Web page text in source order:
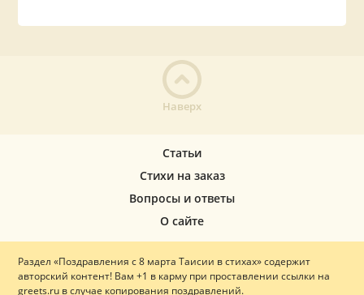
Наверх
Статьи
Стихи на заказ
Вопросы и ответы
О сайте
Раздел «Поздравления с 8 марта Таисии в стихах» содержит
авторский контент! Вам +1 в карму при проставлении ссылки на
greets.ru в случае копирования поздравлений.